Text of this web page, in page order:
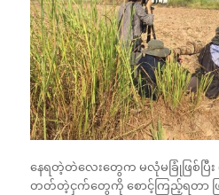
နေရတဲ့တဲလေးတွေက မလုံမခြုံဖြစ်ပြီ
တတ်တဲ့ငှက်တွေကို စောင့်ကြည့်ရတာ